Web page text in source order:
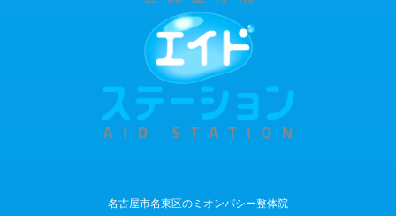
名古屋市名東区のミオンパシー整体院